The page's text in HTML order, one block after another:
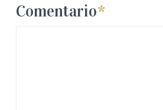
Comentario*